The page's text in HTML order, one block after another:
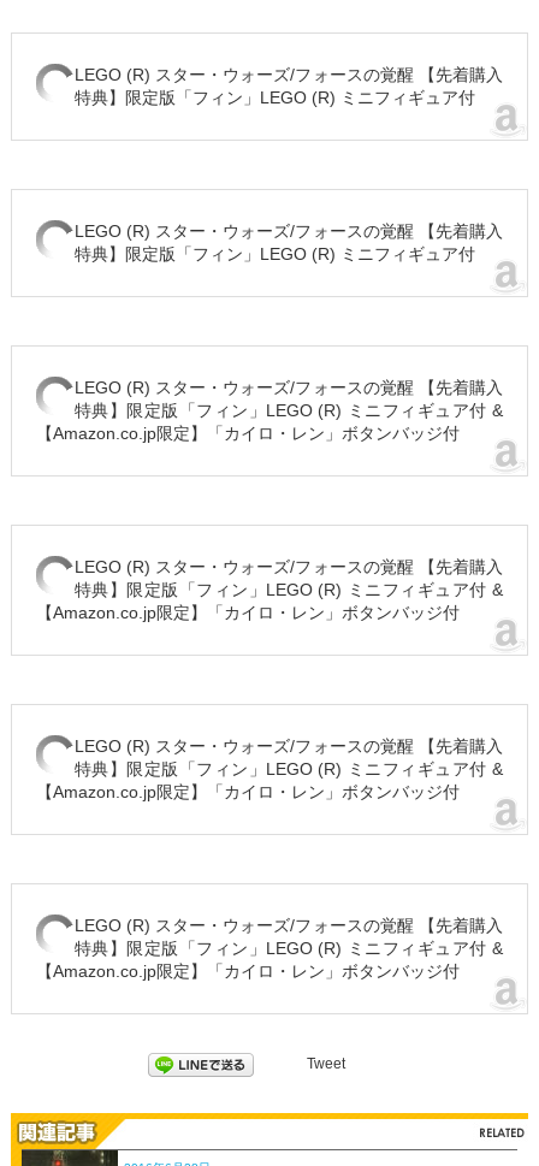
LEGO (R) スター・ウォーズ/フォースの覚醒 【先着購入
特典】限定版「フィン」LEGO (R) ミニフィギュア付
LEGO (R) スター・ウォーズ/フォースの覚醒 【先着購入
特典】限定版「フィン」LEGO (R) ミニフィギュア付
LEGO (R) スター・ウォーズ/フォースの覚醒 【先着購入
特典】限定版「フィン」LEGO (R) ミニフィギュア付 &
【Amazon.co.jp限定】「カイロ・レン」ボタンバッジ付
LEGO (R) スター・ウォーズ/フォースの覚醒 【先着購入
特典】限定版「フィン」LEGO (R) ミニフィギュア付 &
【Amazon.co.jp限定】「カイロ・レン」ボタンバッジ付
LEGO (R) スター・ウォーズ/フォースの覚醒 【先着購入
特典】限定版「フィン」LEGO (R) ミニフィギュア付 &
【Amazon.co.jp限定】「カイロ・レン」ボタンバッジ付
LEGO (R) スター・ウォーズ/フォースの覚醒 【先着購入
特典】限定版「フィン」LEGO (R) ミニフィギュア付 &
【Amazon.co.jp限定】「カイロ・レン」ボタンバッジ付
Tweet